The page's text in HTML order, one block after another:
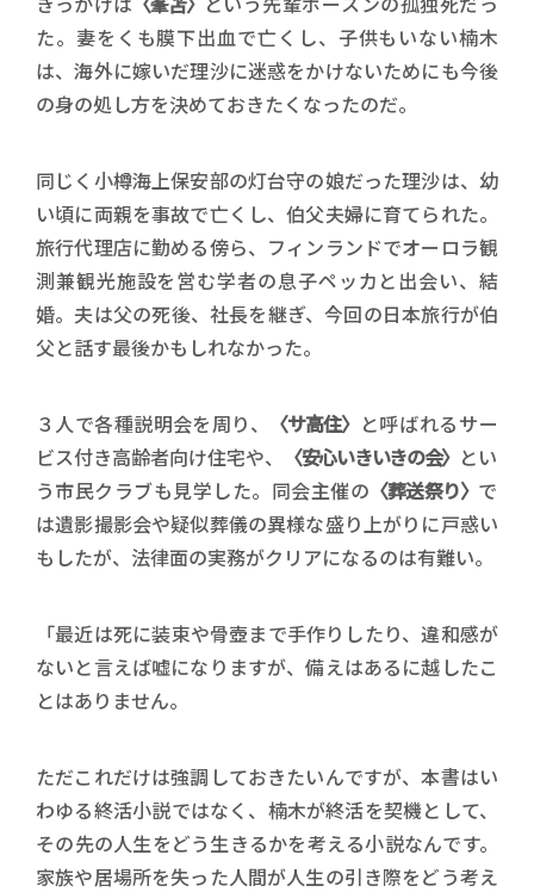
た。妻をくも膜下出血で亡くし、子供もいない楠木
は、海外に嫁いだ理沙に迷惑をかけないためにも今後
の身の処し方を決めておきたくなったのだ。
同じく小樽海上保安部の灯台守の娘だった理沙は、幼
い頃に両親を事故で亡くし、伯父夫婦に育てられた。
旅行代理店に勤める傍ら、フィンランドでオーロラ観
測兼観光施設を営む学者の息子ペッカと出会い、結
婚。夫は父の死後、社長を継ぎ、今回の日本旅行が伯
父と話す最後かもしれなかった。
３人で各種説明会を周り、 〈サ高住〉 と呼ばれるサー
ビス付き高齢者向け住宅や、
〈安心いきいきの会〉 とい
う市民クラブも見学した。同会主催の 〈葬送祭り〉 で
は遺影撮影会や疑似葬儀の異様な盛り上がりに戸惑い
もしたが、法律面の実務がクリアになるのは有難い。
「最近は死に装束や骨壺まで手作りしたり、違和感が
ないと言えば嘘になりますが、備えはあるに越したこ
とはありません。
ただこれだけは強調しておきたいんですが、本書はい
わゆる終活小説ではなく、楠木が終活を契機として、
その先の人生をどう生きるかを考える小説なんです。
家族や居場所を失った人間が人生の引き際をどう考え